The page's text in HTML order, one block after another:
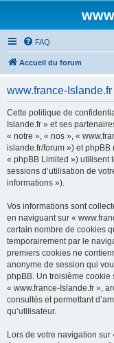
FAQ
Accueil du forum
www.france-
Cette politique de
Islande.fr » et ses
« notre », « nos », «
islande.fr/forum ») et
« phpBB Limited ») utilisent
sessions d’utilisation de
informations »).
Vos informations sont
en naviguant sur «
certain nombre de cookies
temporairement par le
premiers cookies ne
anonyme de session qui
phpBB. Un troisième cookie
« www.france-Islande.fr »,
consultés et permettant
qu’utilisateur.
Lors de votre navigation